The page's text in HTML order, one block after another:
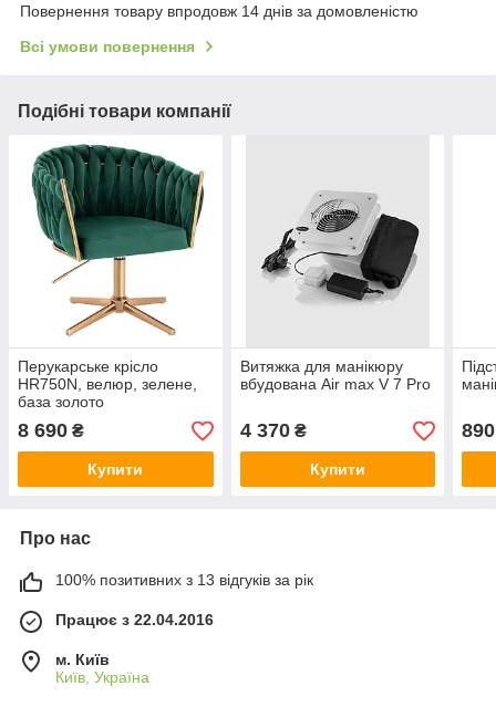
Повернення товару впродовж 14 днів за домовленістю
Всі умови повернення
Подібні товари компанії
Перукарське крісло
HR750N, велюр, зелене,
база золото
8 690 ₴
Купити
Витяжка для манікюру
вбудована Air max V 7 Pro
4 370₴
Купити
890
Про нас
100% позитивних з 13 відгуків за рік
Працює з 22.04.2016
м. Київ
Київ, Україна